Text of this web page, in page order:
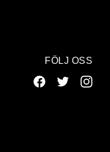
FÖLJ OSS